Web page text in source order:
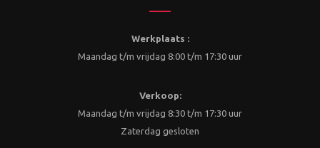
Werkplaats :
Maandag t/m vrijdag 8:00 t/m 17:30 uur
Verkoop:
Maandag t/m vrijdag 8:30 t/m 17:30 uur
Zaterdag gesloten